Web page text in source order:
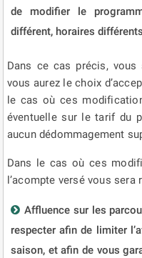
de modifier le
différent, horaires
Dans ce cas précis, vous
vous aurez le choix
le cas où ces
éventuelle sur le tarif du
aucun dédommagement
Dans le cas où ces
l’acompte versé vous sera
Affluence sur les
respecter afin de limiter
saison, et afin de vous